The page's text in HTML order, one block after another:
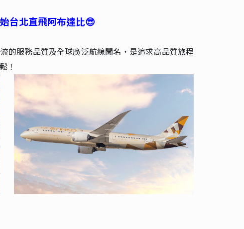
台北直飛阿布達比😎
的服務品質及全球廣泛航線聞名，是追求高品質旅程
！